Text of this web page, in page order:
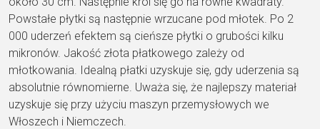
Powstałe płytki są następnie wrzucane pod młotek. Po 2
000 uderzeń efektem są cieńsze płytki o grubości kilku
mikronów. Jakość złota płatkowego zależy od
młotkowania. Idealną płatki uzyskuje się, gdy uderzenia są
absolutnie równomierne. Uważa się, że najlepszy materiał
uzyskuje się przy użyciu maszyn przemysłowych we
Włoszech i Niemczech.